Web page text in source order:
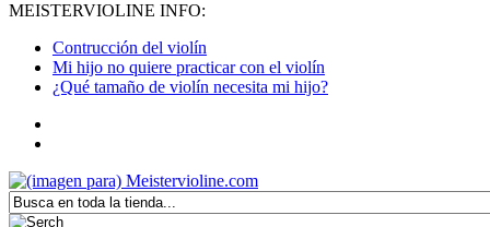
MEISTERVIOLINE INFO:
Contrucción del violín
Mi hijo no quiere practicar con el violín
¿Qué tamaño de violín necesita mi hijo?